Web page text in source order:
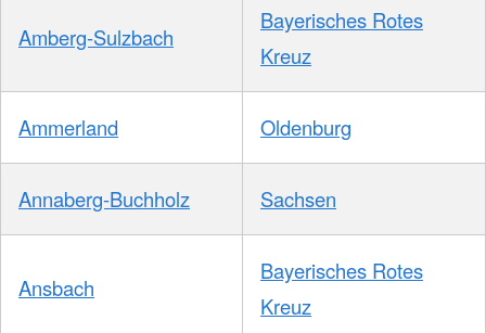
Amberg-Sulzbach
Bayerisches Rotes
Kreuz
Ammerland Oldenburg
Annaberg-Buchholz Sachsen
Ansbach
Bayerisches Rotes
Kreuz